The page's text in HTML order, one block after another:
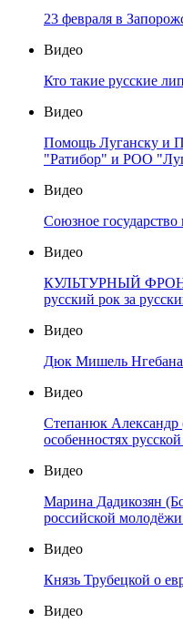
23 февраля в
Видео
Кто такие русские
Видео
Помощь Луганску и
"Ратибор" и РОО
Видео
Союзное
Видео
КУЛЬТУРНЫЙ
русский рок за
Видео
Дюк Мишель Нгебана
Видео
Степанюк Александр
особенностях
Видео
Марина Дадикозян
российской
Видео
Князь Трубецкой о
Видео